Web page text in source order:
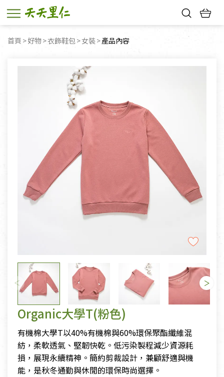
首頁 好物 衣飾鞋包 女裝 目前頁面：
產品內容
Organic大學T(粉色)
有機棉大學T以40%有機棉與60%環保聚酯纖維混
紡，柔軟透氣、堅韌快乾。低污染製程減少資源耗
損，展現永續精神。簡約剪裁設計，兼顧舒適與機
能，是秋冬通勤與休閒的環保時尚選擇。